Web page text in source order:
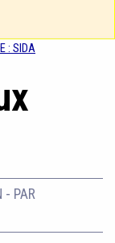
: SIDA
- PAR